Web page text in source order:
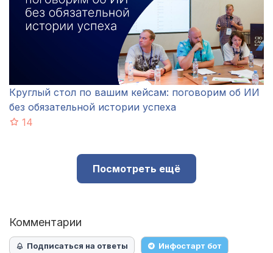
Круглый стол по вашим кейсам: поговорим об ИИ
без обязательной истории успеха
14
Посмотреть ещё
Комментарии
Подписаться на ответы Инфостарт бот